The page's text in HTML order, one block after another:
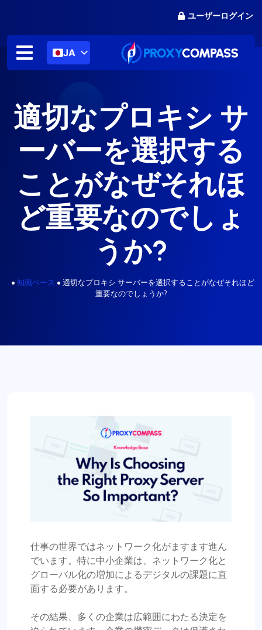
テ
ユーザーログイン
JA
適切なプロキシ サ
ーバーを選択する
ことがなぜそれほ
ど重要なのでしょ
うか?
• 知識ベース • 適切なプロキシ サーバーを選択することがなぜそれほど
重要なのでしょうか?
仕事の世界ではネットワーク化がますます進ん
でいます。特に中小企業は、ネットワーク化と
グローバル化の増加によるデジタルの課題に直
面する必要があります。
その結果、多くの企業は広範囲にわたる決定を